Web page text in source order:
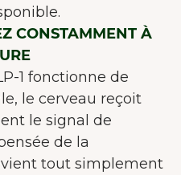
CONSTAMMENT À
1 fonctionne de
le cerveau reçoit
le signal de
de la
tout simplement